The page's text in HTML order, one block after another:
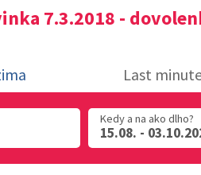
7.3.2018 -
Last
Kedy a na ako dlho?
15.08. -